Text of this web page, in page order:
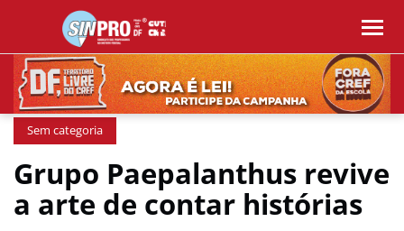
Sem categoria
Grupo Paepalanthus revive
a arte de contar histórias